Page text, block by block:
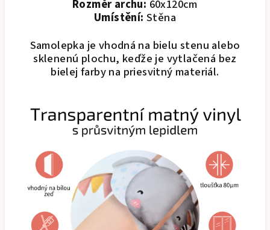
Rozměr archu: 60x120cm
Umístění: Stěna
Samolepka je vhodná na bielu stenu alebo
sklenenú plochu, keďže je vytlačená bez
bielej farby na priesvitný materiál.